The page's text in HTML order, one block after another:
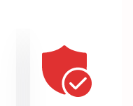
его талант.
и сбросить
на мир под
взрослого
и получите свой